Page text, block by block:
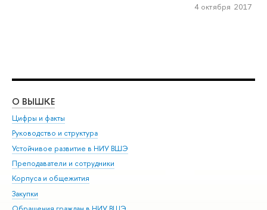
4 октября 2017
О ВЫШКЕ
Цифры и факты
Руководство и структура
Устойчивое развитие в НИУ ВШЭ
Преподаватели и сотрудники
Корпуса и общежития
Закупки